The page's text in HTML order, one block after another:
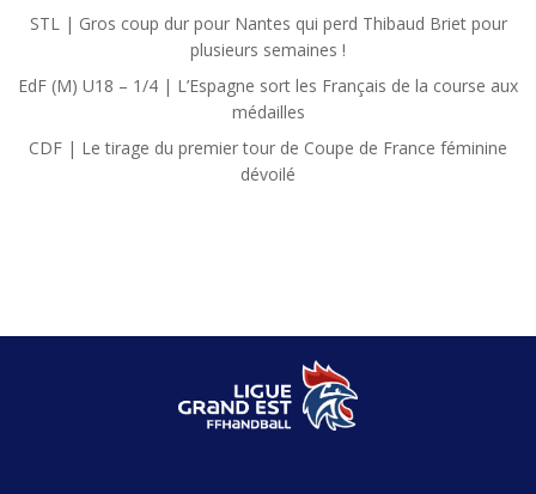
STL | Gros coup dur pour Nantes qui perd Thibaud Briet pour
plusieurs semaines !
EdF (M) U18 – 1/4 | L’Espagne sort les Français de la course aux
médailles
CDF | Le tirage du premier tour de Coupe de France féminine
dévoilé